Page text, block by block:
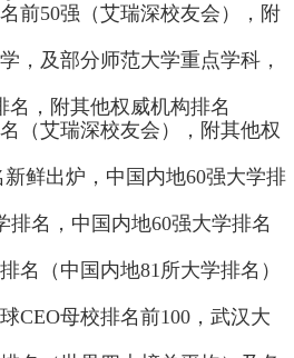
前50强（艾瑞深校友会），附
，及部分师范大学重点学科，
名，附其他权威机构排名
（艾瑞深校友会），附其他权
新鲜出炉，中国内地60强大学排
排名，中国内地60强大学排名
名（中国内地81所大学排名）
CEO母校排名前100，武汉大